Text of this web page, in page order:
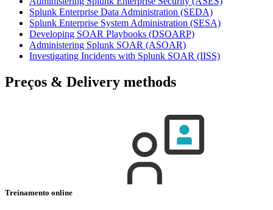
Splunk Enterprise Data Administration (SEDA)
Splunk Enterprise System Administration (SESA)
Developing SOAR Playbooks (DSOARP)
Administering Splunk SOAR (ASOAR)
Investigating Incidents with Splunk SOAR (IISS)
Preços & Delivery methods
Treinamento online